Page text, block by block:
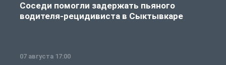
Соседи помогли задержать пьяного
водителя-рецидивиста в Сыктывкаре
07 августа 17:00